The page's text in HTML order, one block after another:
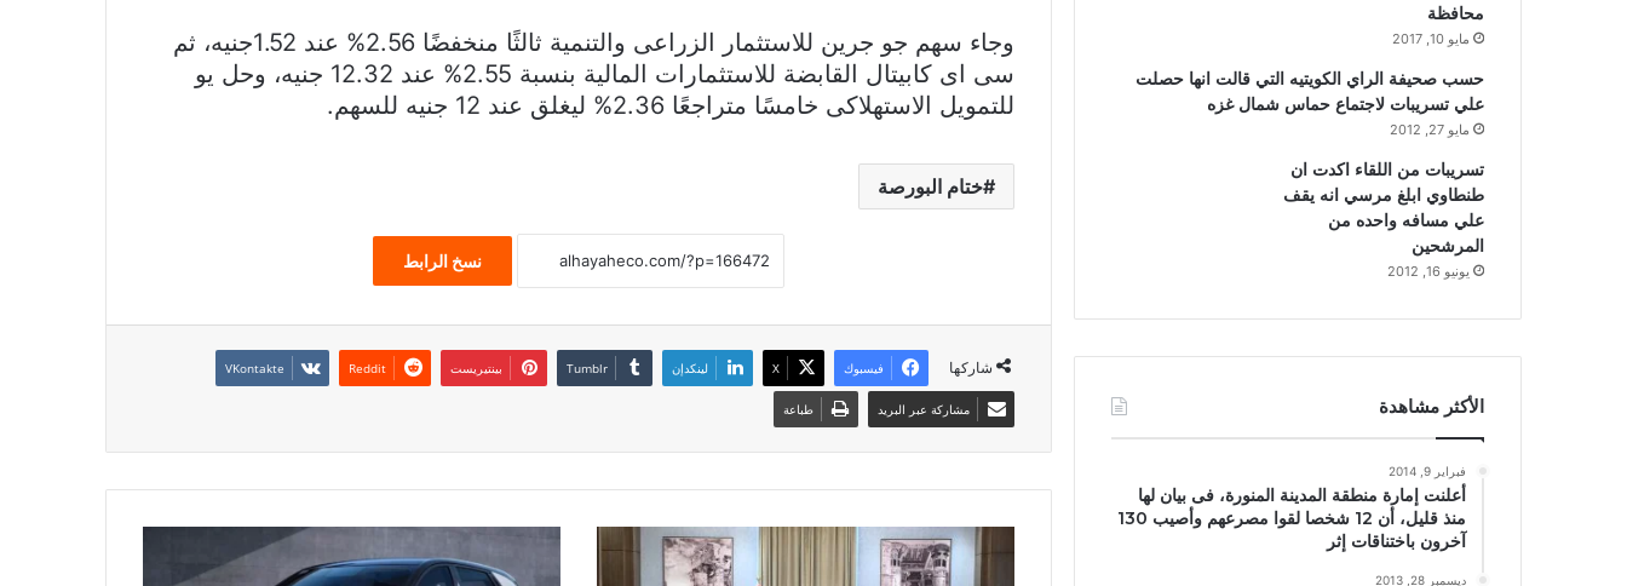
وجاء سهم جو جرين للاستثمار الزراعى والتنمية ثالثًا منخفضًا 2.56% عند 1.52جنيه، ثم
سى اى كابيتال القابضة للاستثمارات المالية بنسبة 2.55% عند 12.32 جنيه، وحل يو
للتمويل الاستهلاكى خامسًا متراجعًا 2.36% ليغلق عند 12 جنيه للسهم.
ختام البورصة
نسخ الرابط
شاركها فيسبوك X لينكدإن بينتيريست
مشاركة عبر البريد طباعة
محافظة
مايو 10, 2017
حسب صحيفة الراي الكويتيه التي قالت انها حصلت
علي تسريبات لاجتماع حماس شمال غزه
مايو 27, 2012
تسريبات من اللقاء اكدت ان
طنطاوي ابلغ مرسي انه يقف
علي مسافه واحده من
المرشحين
يونيو 16, 2012
الأكثر مشاهدة
فبراير 9, 2014
أعلنت إمارة منطقة المدينة المنورة، فى بيان لها
منذ قليل، أن 12 شخصا لقوا مصرعهم وأصيب 130
آخرون باختناقات إثر
ديسمبر 28, 2013